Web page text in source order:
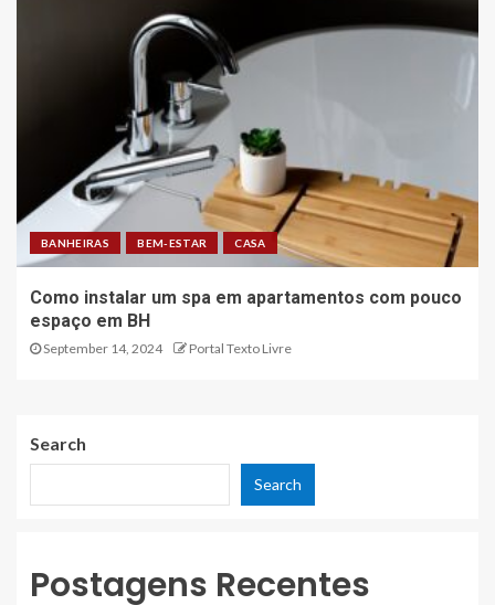
BANHEIRAS BEM-ESTAR CASA
Como instalar um spa em apartamentos com pouco
espaço em BH
September 14, 2024 Portal Texto Livre
Search
Search
Postagens Recentes